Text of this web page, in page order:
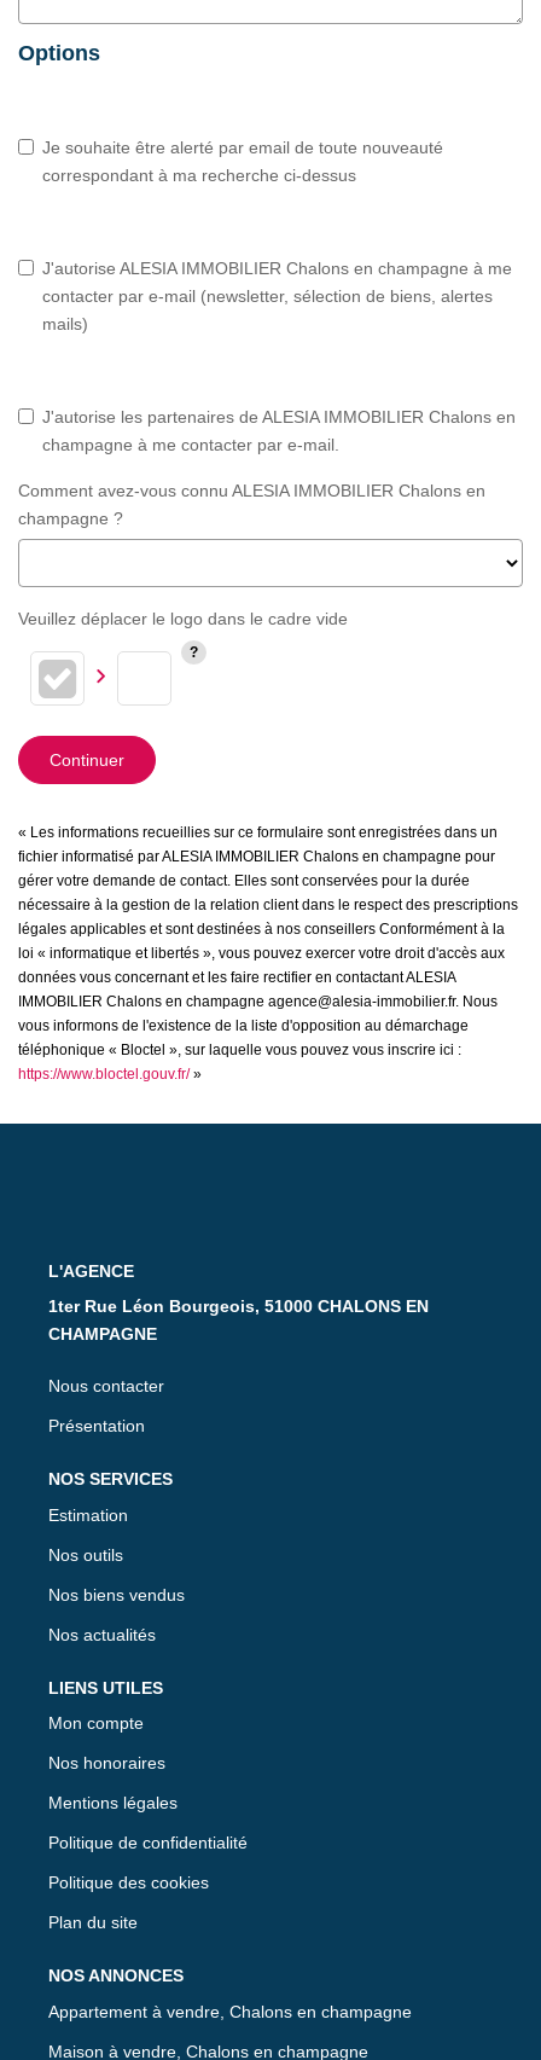
Options
Je souhaite être alerté par email de toute nouveauté
correspondant à ma recherche ci-dessus
J'autorise ALESIA IMMOBILIER Chalons en champagne à me
contacter par e-mail (newsletter, sélection de biens, alertes
mails)
J'autorise les partenaires de ALESIA IMMOBILIER Chalons en
champagne à me contacter par e-mail.
Comment avez-vous connu ALESIA IMMOBILIER Chalons en
champagne ?
Veuillez déplacer le logo dans le cadre vide
Continuer
« Les informations recueillies sur ce formulaire sont enregistrées dans un
fichier informatisé par ALESIA IMMOBILIER Chalons en champagne pour
gérer votre demande de contact. Elles sont conservées pour la durée
nécessaire à la gestion de la relation client dans le respect des prescriptions
légales applicables et sont destinées à nos conseillers Conformément à la
loi « informatique et libertés », vous pouvez exercer votre droit d'accès aux
données vous concernant et les faire rectifier en contactant ALESIA
IMMOBILIER Chalons en champagne agence@alesia-immobilier.fr. Nous
vous informons de l'existence de la liste d'opposition au démarchage
téléphonique « Bloctel », sur laquelle vous pouvez vous inscrire ici :
https://www.bloctel.gouv.fr/»
L'AGENCE
1ter Rue Léon Bourgeois, 51000 CHALONS EN
CHAMPAGNE
Nous contacter
Présentation
NOS SERVICES
Estimation
Nos outils
Nos biens vendus
Nos actualités
LIENS UTILES
Mon compte
Nos honoraires
Mentions légales
Politique de confidentialité
Politique des cookies
Plan du site
NOS ANNONCES
Appartement à vendre, Chalons en champagne
Maison à vendre, Chalons en champagne